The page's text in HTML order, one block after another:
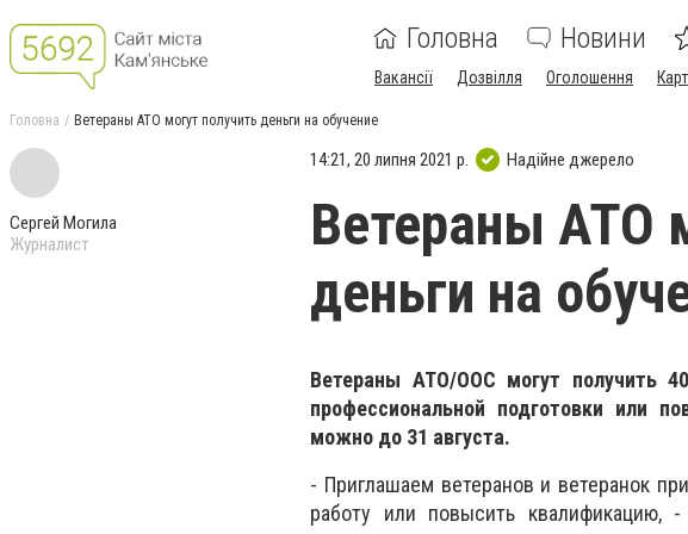
Головна Новини
Вакансії Дозвілля Оголошення
Головна Ветераны АТО могут получить деньги на обучение
Сергей Могила
Журналист
14:21, 20 липня 2021 р. Надійне джерело
Ветераны АТО
деньги на
Ветераны АТО/ООС могут получить
профессиональной подготовки или
можно до 31 августа.
- Приглашаем ветеранов и ветеранок
работу или повысить квалификацию,